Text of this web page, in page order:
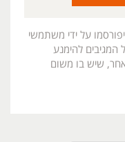
על ידי משתמשי
להימנע
אחר, שיש בו משום